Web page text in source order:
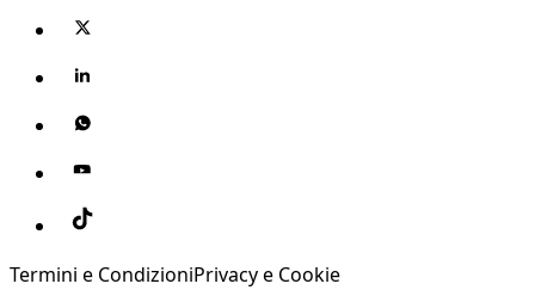
Termini e CondizioniPrivacy e Cookie